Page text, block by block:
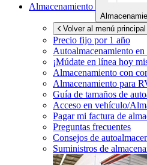
Almacenamiento
Volver al menú principal
Precio fijo por 1 año
Autoalmacenamiento en
¡Múdate en línea hoy
Almacenamiento con
Almacenamiento para
Guía de tamaños de
Acceso en vehículo/
Pagar mi factura de
Preguntas frecuentes
Consejos de
Suministros de